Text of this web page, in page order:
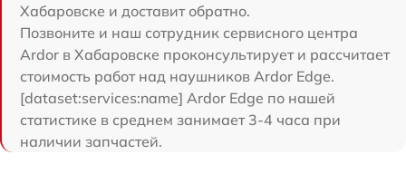
Хабаровске и доставит обратно.
Позвоните и наш сотрудник сервисного центра
Ardor в Хабаровске проконсультирует и рассчитает
стоимость работ над наушников Ardor Edge.
[dataset:services:name] Ardor Edge по нашей
статистике в среднем занимает 3-4 часа при
наличии запчастей.